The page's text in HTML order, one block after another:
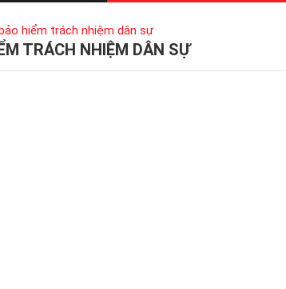
hiểm trách nhiệm dân sự
TRÁCH NHIỆM DÂN SỰ